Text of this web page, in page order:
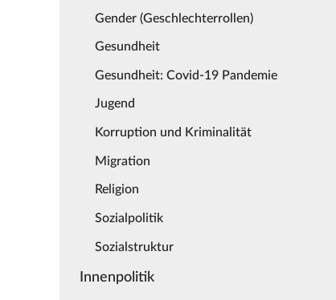
Gender (Geschlechterrollen)
Gesundheit
Gesundheit: Covid-19 Pandemie
Jugend
Korruption und Kriminalität
Migration
Religion
Sozialpolitik
Sozialstruktur
Innenpolitik